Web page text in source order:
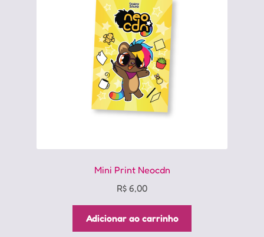
Mini Print Neocdn
R$ 6,00
Adicionar ao carrinho